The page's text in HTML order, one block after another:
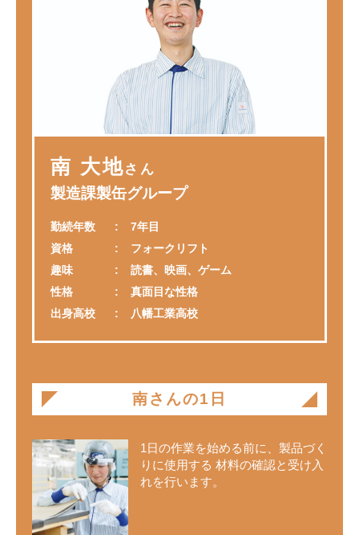
南 大地さん
製造課製缶グループ
勤続年数
7年目
資格
フォークリフト
趣味
読書、映画、ゲーム
性格
真面目な性格
出身高校
八幡工業高校
南さんの1日
1日の作業を始める前に、製品づく
りに使用する 材料の確認と受け入
れを行います。